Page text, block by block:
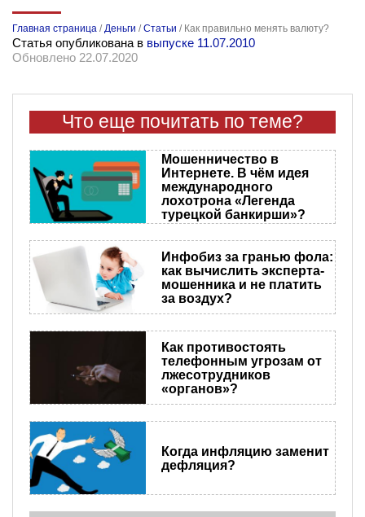
Главная страница /Деньги /Статьи / Как правильно менять валюту?
Статья опубликована в выпуске 11.07.2010
Обновлено 22.07.2020
Что еще почитать по теме?
Мошенничество в
Интернете. В чём идея
международного
лохотрона «Легенда
турецкой банкирши»?
Инфобиз за гранью фола:
как вычислить эксперта-
мошенника и не платить
за воздух?
Как противостоять
телефонным угрозам от
лжесотрудников
«органов»?
Когда инфляцию заменит
дефляция?